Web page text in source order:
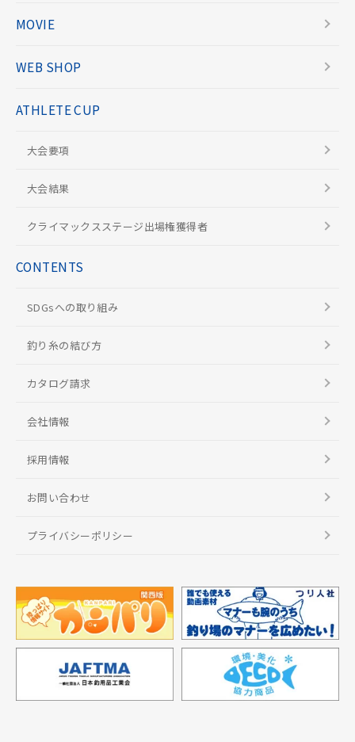
MOVIE
WEB SHOP
ATHLETE CUP
大会要項
大会結果
クライマックスステージ出場権獲得者
CONTENTS
SDGsへの取り組み
釣り糸の結び方
カタログ請求
会社情報
採用情報
お問い合わせ
プライバシーポリシー